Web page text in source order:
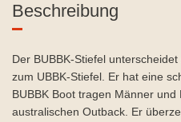
Beschreibung
Der BUBBK-Stiefel
zum UBBK-Stiefel. Er hat eine
BUBBK Boot tragen Männer
australischen Outback. Er